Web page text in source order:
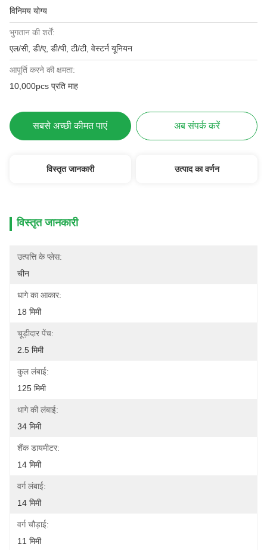
विनिमय योग्य
भुगतान की शर्तें:
एल/सी, डी/ए, डी/पी, टी/टी, वेस्टर्न यूनियन
आपूर्ति करने की क्षमता:
10,000pcs प्रति माह
सबसे अच्छी कीमत पाएं अब संपर्क करें
विस्तृत जानकारी उत्पाद का वर्णन
विस्तृत जानकारी
उत्पत्ति के प्लेस:
चीन
धागे का आकार:
18 मिमी
चूड़ीदार पेंच:
2.5 मिमी
कुल लंबाई:
125 मिमी
धागे की लंबाई:
34 मिमी
शैंक डायमीटर:
14 मिमी
वर्ग लंबाई:
14 मिमी
वर्ग चौड़ाई:
11 मिमी